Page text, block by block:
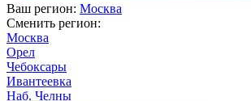
Ваш регион: Москва
Сменить регион:
Москва
Орел
Чебоксары
Ивантеевка
Наб. Челны